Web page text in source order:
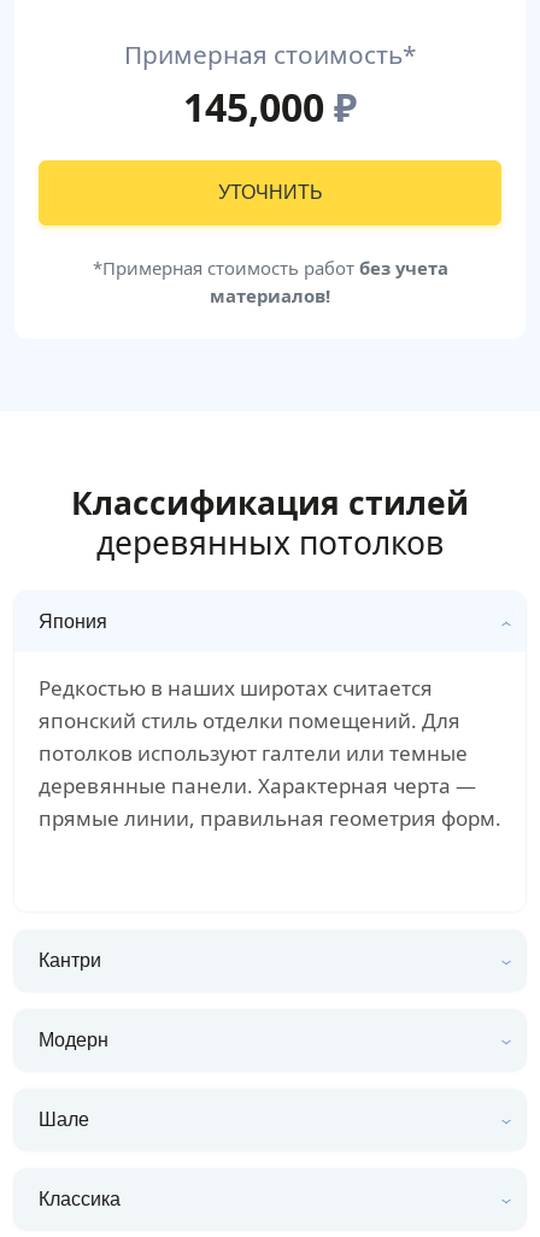
Примерная стоимость*
145,000₽
УТОЧНИТЬ
*Примерная стоимость работ без учета
материалов!
Классификация стилей
деревянных потолков
Япония
Редкостью в наших широтах считается
японский стиль отделки помещений. Для
потолков используют галтели или темные
деревянные панели. Характерная черта —
прямые линии, правильная геометрия форм.
Кантри
Модерн
Шале
Классика